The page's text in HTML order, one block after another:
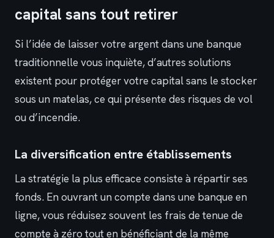
capital sans tout retirer
Si l’idée de laisser votre argent dans une banque
traditionnelle vous inquiète, d’autres solutions
existent pour protéger votre capital sans le stocker
sous un matelas, ce qui présente des risques de vol
ou d’incendie.
La diversification entre établissements
La stratégie la plus efficace consiste à répartir ses
fonds. En ouvrant un compte dans une banque en
ligne, vous réduisez souvent les frais de tenue de
compte à zéro tout en bénéficiant de la même